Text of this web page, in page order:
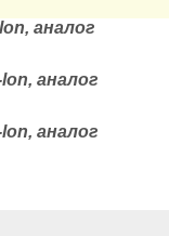
аналог
аналог
аналог